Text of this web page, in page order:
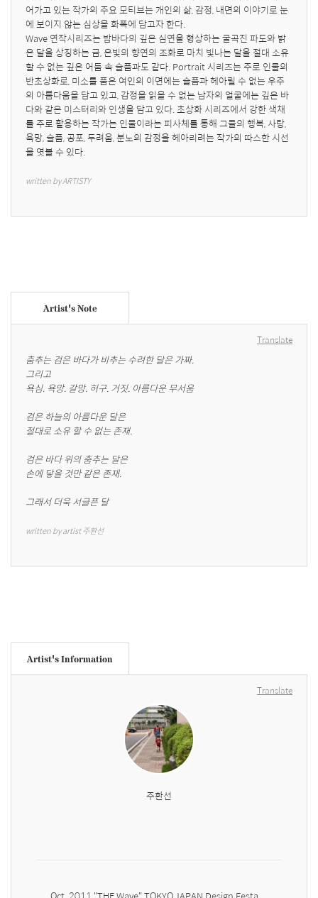
어가고 있는 작가의 주요 모티브는 개인의 삶, 감정, 내면의 이야기로 눈
에 보이지 않는 심상을 화폭에 담고자 한다.
Wave 연작시리즈는 밤바다의 깊은 심연을 형상하는 굴곡진 파도와 밝
은 달을 상징하는 금, 은빛의 향연의 조화로 마치 빛나는 달을 절대 소유
할 수 없는 깊은 어둠 속 슬픔과도 같다. Portrait 시리즈는 주로 인물의
반초상화로, 미소를 품은 여인의 이면에는 슬픔과 헤아릴 수 없는 우주
의 아름다움을 담고 있고, 감정을 읽을 수 없는 남자의 얼굴에는 깊은 바
다와 같은 미스터리와 인생을 담고 있다. 초상화 시리즈에서 강한 색채
를 주로 활용하는 작가는 인물이라는 피사체를 통해 그들의 행복, 사랑,
욕망, 슬픔, 공포, 두려움, 분노의 감정을 헤아리려는 작가의 따스한 시선
을 엿볼 수 있다.
written by ARTISTY
Artist's Note
Translate
춤추는 검은 바다가 비추는 수려한 달은 가짜.
그리고
욕심. 욕망. 갈망. 허구. 거짓. 아름다운 무서움
검은 하늘의 아름다운 달은
절대로 소유 할 수 없는 존재.
검은 바다 위의 춤추는 달은
손에 닿을 것만 같은 존재.
그래서 더욱 서글픈 달
written by artist 주환선
Artist's Information
Translate
주환선